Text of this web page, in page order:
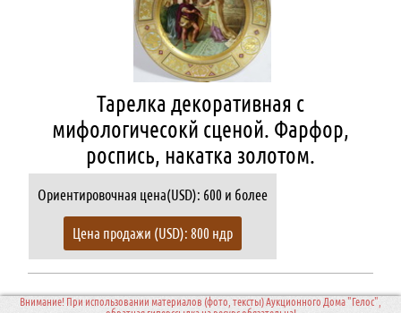
Тарелка декоративная с
мифологичесокй сценой. Фарфор,
роспись, накатка золотом.
Ориентировочная цена(USD): 600 и более
Цена продажи (USD): 800 ндр
Внимание! При использовании материалов (фото, тексты) Аукционного Дома "Гелос",